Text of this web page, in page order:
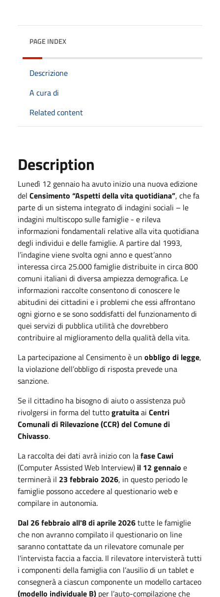
PAGE INDEX
Descrizione
A cura di
Related content
Description
Lunedì 12 gennaio ha avuto inizio una nuova edizione
del Censimento “Aspetti della vita quotidiana”, che fa
parte di un sistema integrato di indagini sociali – le
indagini multiscopo sulle famiglie - e rileva
informazioni fondamentali relative alla vita quotidiana
degli individui e delle famiglie. A partire dal 1993,
l’indagine viene svolta ogni anno e quest’anno
interessa circa 25.000 famiglie distribuite in circa 800
comuni italiani di diversa ampiezza demografica. Le
informazioni raccolte consentono di conoscere le
abitudini dei cittadini e i problemi che essi affrontano
ogni giorno e se sono soddisfatti del funzionamento di
quei servizi di pubblica utilità che dovrebbero
contribuire al miglioramento della qualità della vita.
La partecipazione al Censimento è un obbligo di legge,
la violazione dell’obbligo di risposta prevede una
sanzione.
Se il cittadino ha bisogno di aiuto o assistenza può
rivolgersi in forma del tuttogratuitaai Centri
Comunali di Rilevazione (CCR) del Comune di
Chivasso.
La raccolta dei dati avrà inizio con lafase Cawi
(Computer Assisted Web Interview) il 12 gennaio e
terminerà il 23 febbraio 2026, in questo periodo le
famiglie possono accedere al questionario web e
compilare in autonomia.
Dal 26 febbraio all'8 di aprile 2026tutte le famiglie
che non avranno compilato il questionario on line
saranno contattate da un rilevatore comunale per
l'intervista faccia a faccia. Il rilevatore intervisterà tutti
i componenti della famiglia con l’ausilio di un tablet e
consegnerà a ciascun componente un modello cartaceo
(modello individuale B) per l’auto-compilazione che